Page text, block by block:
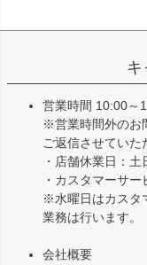
キ
営業時間 10:00～
※営業時間外のお
ご返信させていた
・店舗休業日：土
・カスタマーサ
※水曜日はカスタ
業務は行います。
会社概要